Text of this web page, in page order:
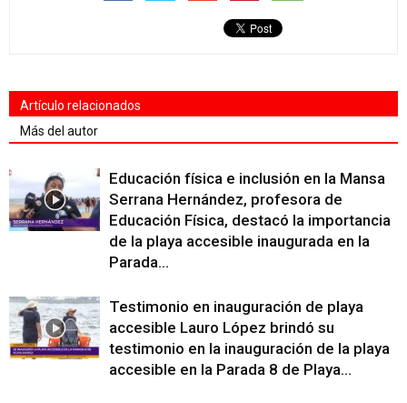
Artículo relacionados
Más del autor
Educación física e inclusión en la Mansa
Serrana Hernández, profesora de
Educación Física, destacó la importancia
de la playa accesible inaugurada en la
Parada...
Testimonio en inauguración de playa
accesible Lauro López brindó su
testimonio en la inauguración de la playa
accesible en la Parada 8 de Playa...